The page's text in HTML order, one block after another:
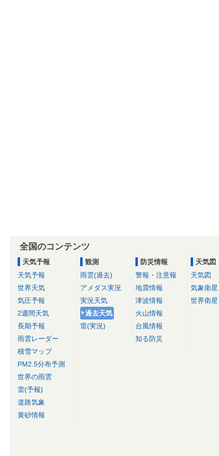
全国のコンテンツ
天気予報
天気予報
世界天気
気圧予報
2週間天気
長期予報
雨雲レーダー
積雪マップ
PM2.5分布予測
世界の雨雲
雷(予報)
道路気象
黄砂情報
観測
雨雲(過去)
アメダス実況
実況天気
過去天気
雷(実況)
防災情報
警報・注意報
地震情報
津波情報
火山情報
台風情報
知る防災
天気図
天気図
気象衛星
世界衛星